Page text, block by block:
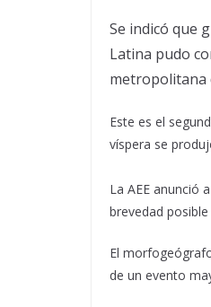
Se indicó que
Latina pudo
metropolitana
Este es el
víspera se
La AEE anunció
brevedad
El
de un evento